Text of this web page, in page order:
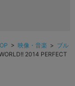
> 映像・音楽 > ブル
2014 PERFECT